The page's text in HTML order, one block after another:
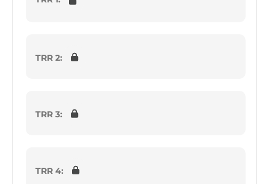
TRR 2:
TRR 3:
TRR 4: